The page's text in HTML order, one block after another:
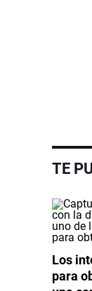
TE
Los
para